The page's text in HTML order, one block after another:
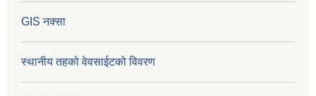
GIS नक्सा
स्थानीय तहको वेवसाईटको विवरण